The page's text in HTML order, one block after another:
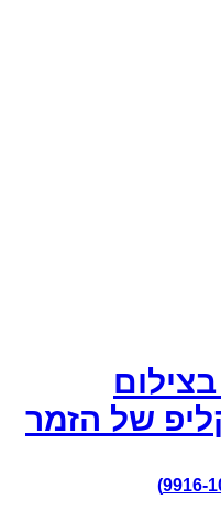
של הזמר